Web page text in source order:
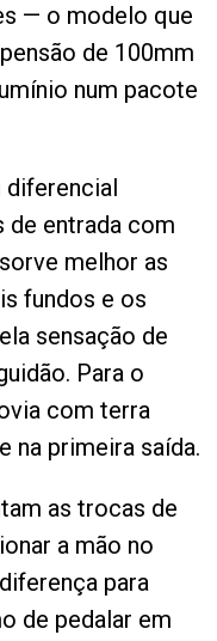
— o modelo que
de 100mm
num pacote
diferencial
de entrada com
melhor as
fundos e os
sensação de
Para o
com terra
na primeira saída.
as trocas de
a mão no
para
de pedalar em